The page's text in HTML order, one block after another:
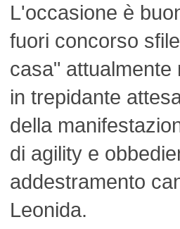
L'occasione è
fuori concorso
casa"
in trepidante
della
di agility e
addestramento
Leonida.